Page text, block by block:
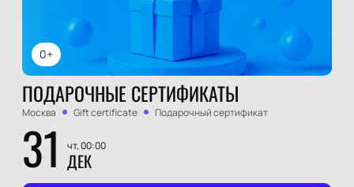
0+
ПОДАРОЧНЫЕ СЕРТИФИКАТЫ
Москва Gift certificate Подарочный сертификат
31 чт, 00:00
ДЕК